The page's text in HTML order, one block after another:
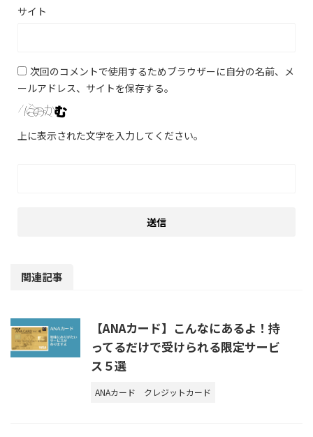
サイト
次回のコメントで使用するためブラウザーに自分の名前、メ
ールアドレス、サイトを保存する。
上に表示された文字を入力してください。
関連記事
【ANAカード】こんなにあるよ！持
ってるだけで受けられる限定サービ
ス５選
ANAカード クレジットカード